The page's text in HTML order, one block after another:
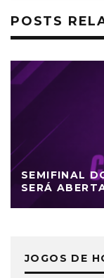
POSTS
SEMIFINAL
SERÁ
JOGOS DE